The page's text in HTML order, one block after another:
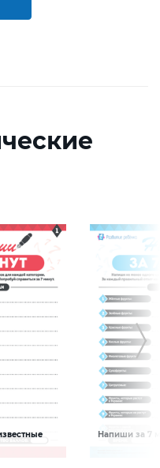
Словарный
Напиши за 7